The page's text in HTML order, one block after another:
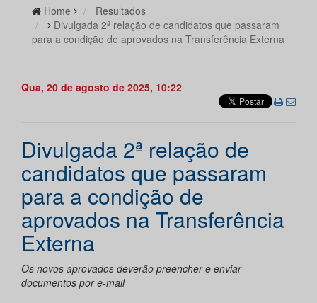
Home
Resultados
Divulgada 2ª relação de candidatos que passaram
para a condição de aprovados na Transferência Externa
Qua, 20 de agosto de 2025, 10:22
Divulgada 2ª relação de
candidatos que passaram
para a condição de
aprovados na Transferência
Externa
Os novos aprovados deverão preencher e enviar
documentos por e-mail